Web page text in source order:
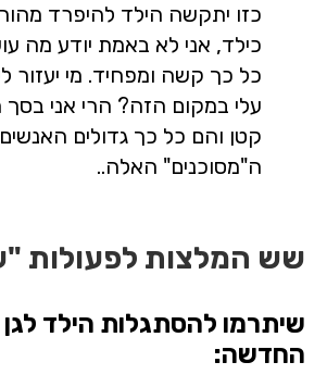
כזו יתקשה הילד להיפרד
כילד, אני לא באמת יודע מה
כל כך קשה ומפחיד. מי יעזור
עלי במקום הזה? הרי אני בסך
קטן והם כל כך גדולים האנשים
ה"מסוכנים" האלה..
שש המלצות לפעולות
שיתרמו להסתגלות הילד לגן
החדשה: